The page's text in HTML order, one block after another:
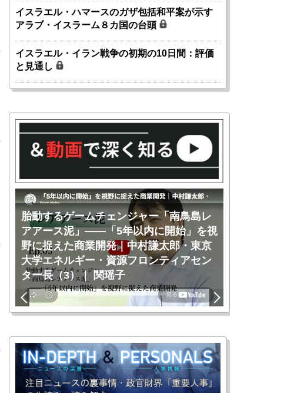
イスラエル・ハマースのガザ包括和平案が示す
アラブ・イスラーム８カ国の台頭
イスラエル・イラン戦争の初期の10日間：評価
と見通し
胎動するゲームチェンジャー「南鳥島レ
アアース泥」――「5年以内に開始」を視
野に捉えた商業開発｜中村謙太郎・東京
大学エネルギー・資源フロンティアセン
ター長（3）｜ 関瑶子